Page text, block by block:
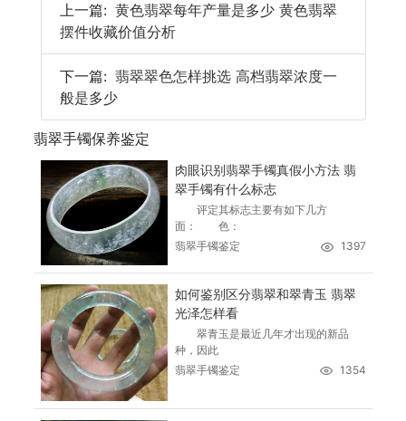
上一篇: 黄色翡翠每年产量是多少 黄色翡翠
摆件收藏价值分析
下一篇: 翡翠翠色怎样挑选 高档翡翠浓度一
般是多少
翡翠手镯保养鉴定
肉眼识别翡翠手镯真假小方法 翡
翠手镯有什么标志
评定其标志主要有如下几方
面： 色：
翡翠手镯鉴定
1397
如何鉴别区分翡翠和翠青玉 翡翠
光泽怎样看
翠青玉是最近几年才出现的新品
种，因此
翡翠手镯鉴定
1354